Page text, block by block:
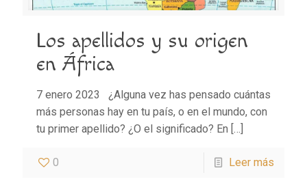
Los apellidos y su origen
en África
7 enero 2023 ¿Alguna vez has pensado cuántas
más personas hay en tu país, o en el mundo, con
tu primer apellido? ¿O el significado? En […]
0 Leer más